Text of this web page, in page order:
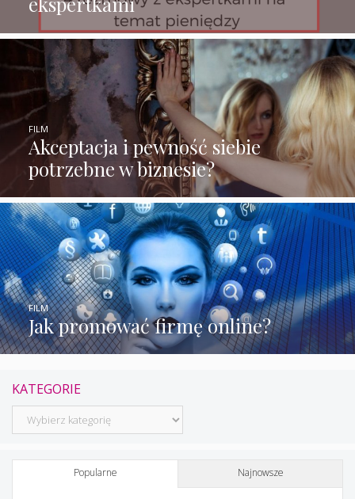
Akceptacja i pewność siebie
potrzebne w biznesie?
FILM
Jak promować firmę online?
FILM
KATEGORIE
Kategorie
Popularne Najnowsze